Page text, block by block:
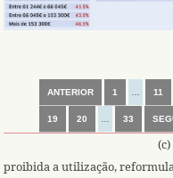
ANTERIOR 1 11
19 20 33
(c)
proibida a utilização,